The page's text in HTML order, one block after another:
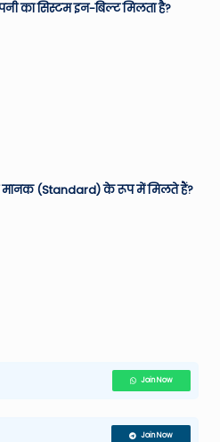
का सिस्टम इन-बिल्ट मिलता है?
मानक (Standard) के रूप में मिलते हैं?
Join Now
Join Now